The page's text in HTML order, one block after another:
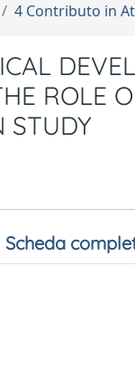
4 Contributo in
ROLE
STUDY
Scheda